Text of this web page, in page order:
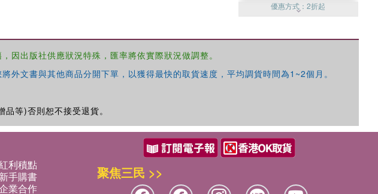
優惠方式：2折起
因出版社供應狀況特殊，匯率將依實際狀況做調整。
文書與其他商品分開下單，以獲得最快的取貨速度，平均調貨時間為1~2個月。
等)否則恕不接受退貨。
利積點
新手購書
業合作
聚焦三民 >>